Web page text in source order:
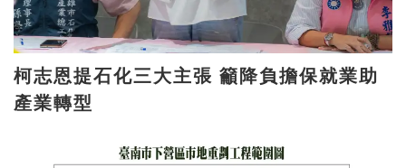
柯志恩提石化三大主張 籲降負擔保就業助
產業轉型